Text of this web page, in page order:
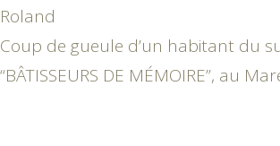
Roland
Coup de gueule d’un habitant du
“BÂTISSEURS DE MÉMOIRE”, au